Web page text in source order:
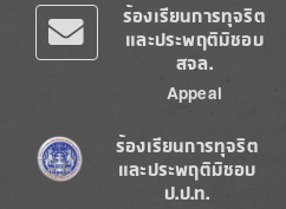
ร้องเรียนการทุจริต
และประพฤติมิชอบ
สจล.
Appeal
Image
ร้องเรียนการทุจริต
และประพฤติมิชอบ
ป.ป.ท.